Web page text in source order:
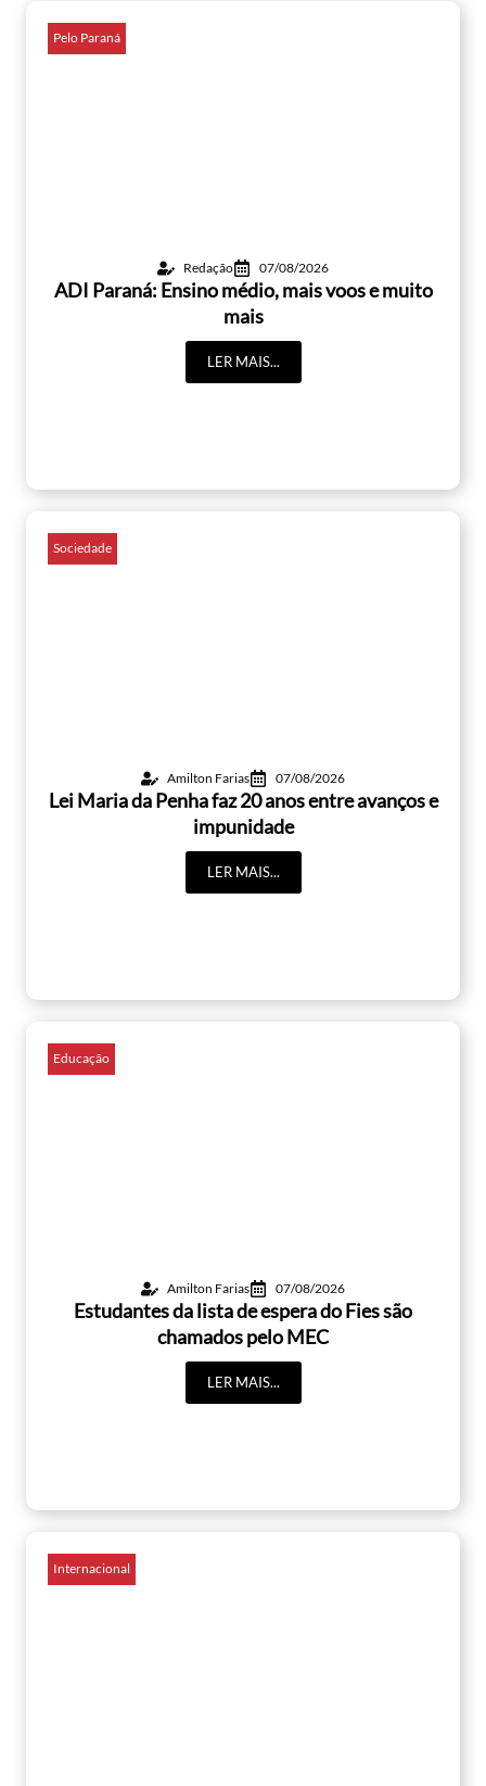
Pelo Paraná
Redação 07/08/2026
ADI Paraná: Ensino médio, mais voos e muito
mais
LER MAIS...
Sociedade
Amilton Farias 07/08/2026
Lei Maria da Penha faz 20 anos entre avanços e
impunidade
LER MAIS...
Educação
Amilton Farias 07/08/2026
Estudantes da lista de espera do Fies são
chamados pelo MEC
LER MAIS...
Internacional